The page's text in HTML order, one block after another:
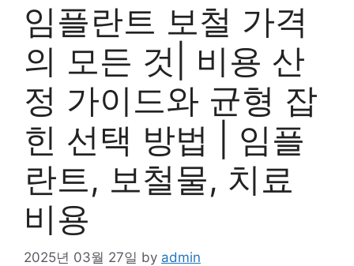
임플란트 보철 가격
의 모든 것| 비용 산
정 가이드와 균형 잡
힌 선택 방법 | 임플
란트, 보철물, 치료
비용
2025년 03월 27일 by admin